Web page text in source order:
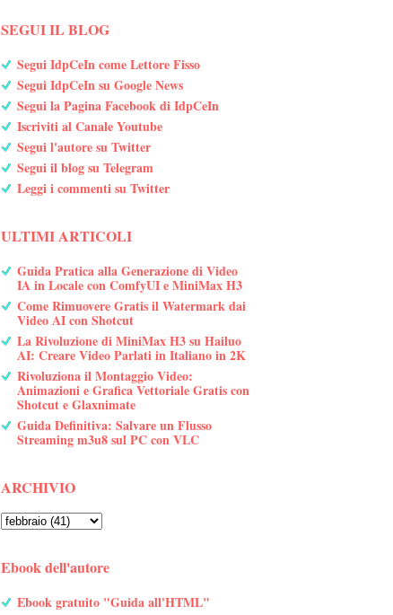
SEGUI IL BLOG
Segui IdpCeIn come Lettore Fisso
Segui IdpCeIn su Google News
Segui la Pagina Facebook di IdpCeIn
Iscriviti al Canale Youtube
Segui l'autore su Twitter
Segui il blog su Telegram
Leggi i commenti su Twitter
ULTIMI ARTICOLI
Guida Pratica alla Generazione di Video
IA in Locale con ComfyUI e MiniMax H3
Come Rimuovere Gratis il Watermark dai
Video AI con Shotcut
La Rivoluzione di MiniMax H3 su Hailuo
AI: Creare Video Parlati in Italiano in 2K
Rivoluziona il Montaggio Video:
Animazioni e Grafica Vettoriale Gratis con
Shotcut e Glaxnimate
Guida Definitiva: Salvare un Flusso
Streaming m3u8 sul PC con VLC
ARCHIVIO
Ebook dell'autore
Ebook gratuito "Guida all'HTML"